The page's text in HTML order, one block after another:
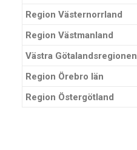
Region Västernorrland
Region Västmanland
Västra Götalandsregionen
Region Örebro län
Region Östergötland